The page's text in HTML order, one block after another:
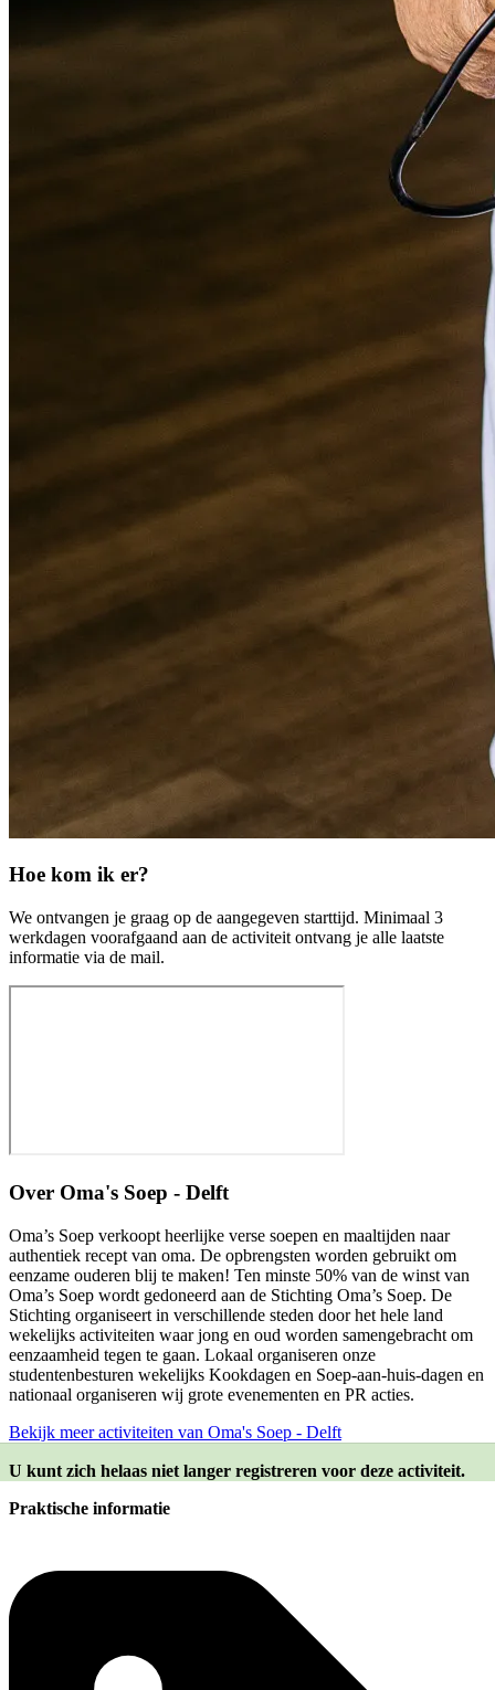
Hoe kom ik er?
We ontvangen je graag op de aangegeven starttijd. Minimaal 3
werkdagen voorafgaand aan de activiteit ontvang je alle laatste
informatie via de mail.
Over Oma's Soep - Delft
Oma’s Soep verkoopt heerlijke verse soepen en maaltijden naar
authentiek recept van oma. De opbrengsten worden gebruikt om
eenzame ouderen blij te maken! Ten minste 50% van de winst van
Oma’s Soep wordt gedoneerd aan de Stichting Oma’s Soep. De
Stichting organiseert in verschillende steden door het hele land
wekelijks activiteiten waar jong en oud worden samengebracht om
eenzaamheid tegen te gaan. Lokaal organiseren onze
studentenbesturen wekelijks Kookdagen en Soep-aan-huis-dagen en
nationaal organiseren wij grote evenementen en PR acties.
Bekijk meer activiteiten van Oma's Soep - Delft
U kunt zich helaas niet langer registreren voor deze activiteit.
Praktische informatie